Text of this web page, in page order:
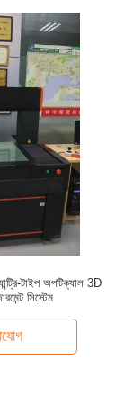
টাইপ অপটিক্যাল 3D
সিস্টেম